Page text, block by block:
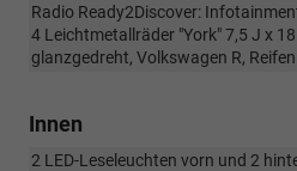
Radio Ready2Discover:
4 Leichtmetallräder "York" 7,5 J x
glanzgedreht, Volkswagen R,
Innen
2 LED-Leseleuchten vorn und 2